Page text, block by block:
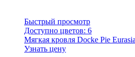
Быстрый просмотр
Доступно цветов: 6
Мягкая кровля Docke Pie
Узнать цену